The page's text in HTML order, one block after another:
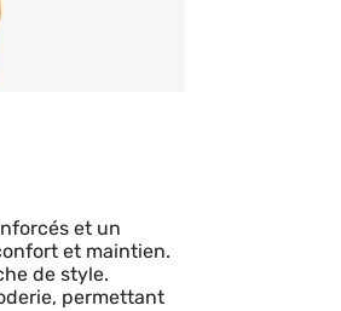
et un
et maintien.
de style.
permettant